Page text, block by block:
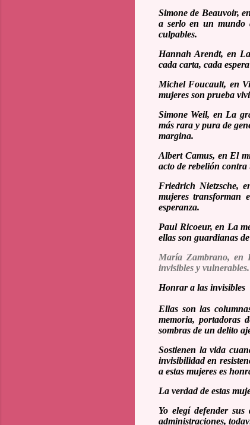
Simone de Beauvoir, en
a serlo en un mundo
culpables.
Hannah Arendt, en
cada carta, cada
Michel Foucault, en
mujeres son prueba
Simone Weil, en La
más rara y pura de
margina.
Albert Camus, en El
acto de rebelión contra
Friedrich Nietzsche,
mujeres transforman
esperanza.
Paul Ricoeur, en La
ellas son guardianas
María Zambrano, en
invisibles y
Honrar a las invisibles
Ellas son las
memoria, portadoras
sombras de un delito
Sostienen la vida
invisibilidad en
a estas mujeres es
La verdad de estas
Yo elegí defender
administraciones,